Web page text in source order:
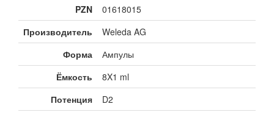
PZN
01618015
Производитель
Weleda AG
Форма
Ампулы
Ёмкость
8X1 ml
Потенция
D2